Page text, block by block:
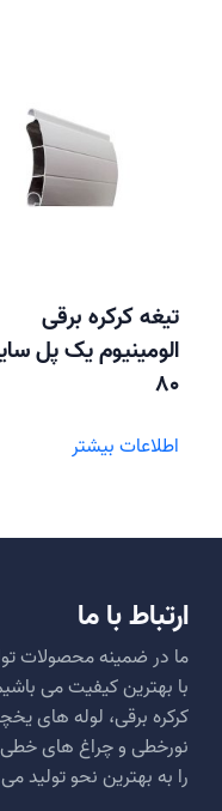
تیغه کرکره برقی
الومینیوم یک پل
80
اطلاعات بیشتر
ارتباط با ما
ما در ضمینه محصولات
با بهترین کیفیت می
کرکره برقی، لوله های
نورخطی و چراغ های
را به بهترین نحو تولید